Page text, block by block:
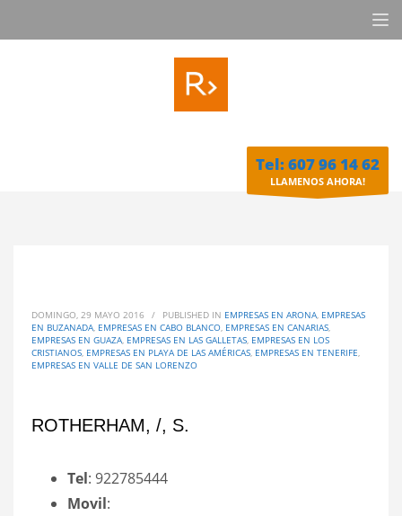
Tel: 607 96 14 62
LLAMENOS AHORA!
DOMINGO, 29 MAYO 2016 / PUBLISHED IN EMPRESAS EN ARONA, EMPRESAS
EN BUZANADA, EMPRESAS EN CABO BLANCO, EMPRESAS EN CANARIAS,
EMPRESAS EN GUAZA, EMPRESAS EN LAS GALLETAS, EMPRESAS EN LOS
CRISTIANOS, EMPRESAS EN PLAYA DE LAS AMÉRICAS, EMPRESAS EN TENERIFE,
EMPRESAS EN VALLE DE SAN LORENZO
ROTHERHAM, /, S.
Tel: 922785444
Movil: